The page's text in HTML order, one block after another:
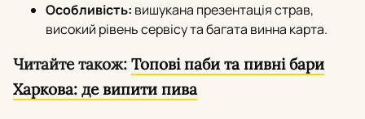
Особливість: вишукана презентація страв,
високий рівень сервісу та багата винна карта.
Читайте також: Топові паби та пивні бари
Харкова: де випити пива